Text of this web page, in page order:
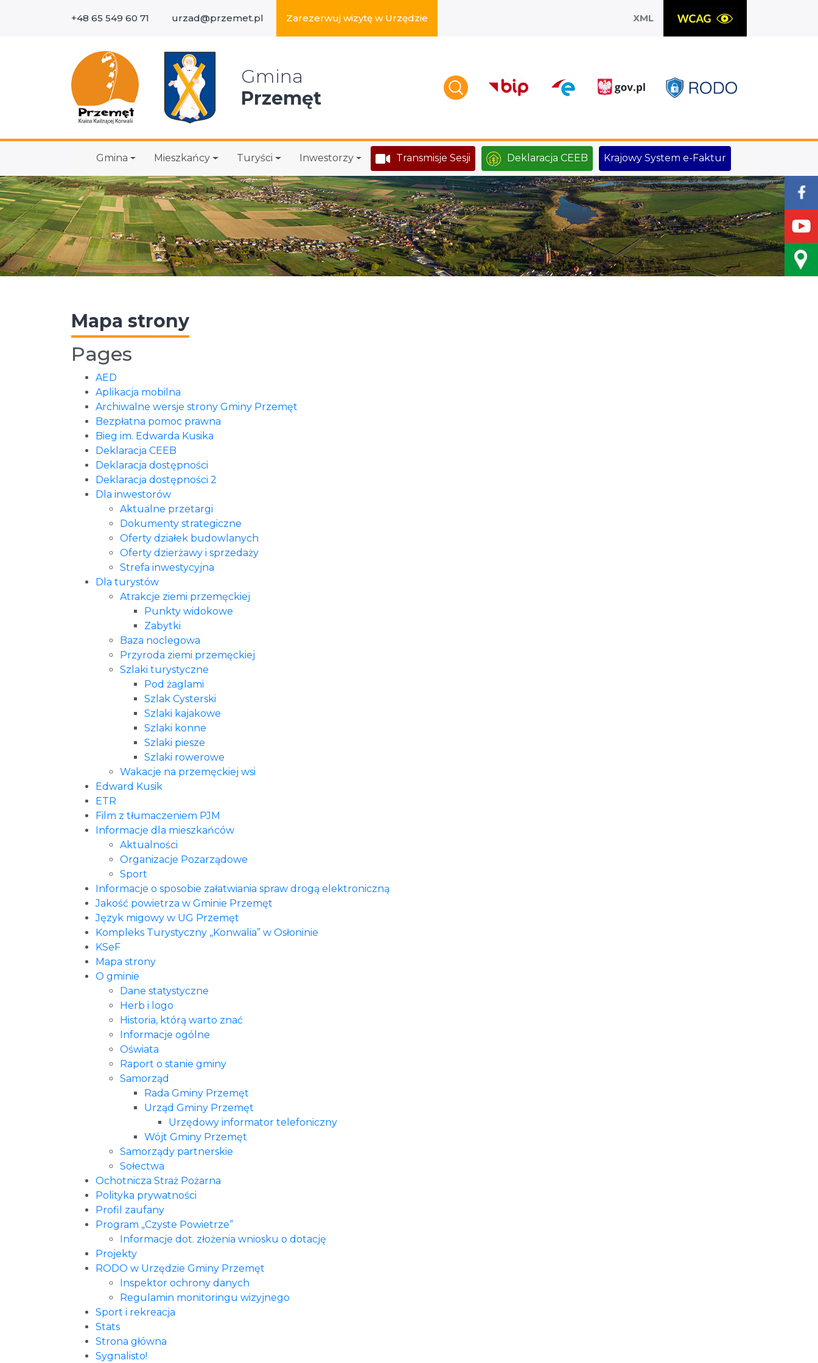
+48 65 549 60 71 urzad@przemet.pl Zarezerwuj wizytę w Urzędzie XML
Gmina
Przemęt
Gmina Mieszkańcy Turyści Inwestorzy Transmisje Sesji Deklaracja CEEB Krajowy System e-Faktur
Mapa strony
Pages
AED
Aplikacja mobilna
Archiwalne wersje strony Gminy Przemęt
Bezpłatna pomoc prawna
Bieg im. Edwarda Kusika
Deklaracja CEEB
Deklaracja dostępności
Deklaracja dostępności 2
Dla inwestorów
Aktualne przetargi
Dokumenty strategiczne
Oferty działek budowlanych
Oferty dzierżawy i sprzedaży
Strefa inwestycyjna
Dla turystów
Atrakcje ziemi przemęckiej
Punkty widokowe
Zabytki
Baza noclegowa
Przyroda ziemi przemęckiej
Szlaki turystyczne
Pod żaglami
Szlak Cysterski
Szlaki kajakowe
Szlaki konne
Szlaki piesze
Szlaki rowerowe
Wakacje na przemęckiej wsi
Edward Kusik
ETR
Film z tłumaczeniem PJM
Informacje dla mieszkańców
Aktualności
Organizacje Pozarządowe
Sport
Informacje o sposobie załatwiania spraw drogą elektroniczną
Jakość powietrza w Gminie Przemęt
Język migowy w UG Przemęt
Kompleks Turystyczny ,,Konwalia” w Osłoninie
KSeF
Mapa strony
O gminie
Dane statystyczne
Herb i logo
Historia, którą warto znać
Informacje ogólne
Oświata
Raport o stanie gminy
Samorząd
Rada Gminy Przemęt
Urząd Gminy Przemęt
Urzędowy informator telefoniczny
Wójt Gminy Przemęt
Samorządy partnerskie
Sołectwa
Ochotnicza Straż Pożarna
Polityka prywatności
Profil zaufany
Program „Czyste Powietrze”
Informacje dot. złożenia wniosku o dotację
Projekty
RODO w Urzędzie Gminy Przemęt
Inspektor ochrony danych
Regulamin monitoringu wizyjnego
Sport i rekreacja
Stats
Strona główna
Sygnalisto!
Wyszukaj w serwisie